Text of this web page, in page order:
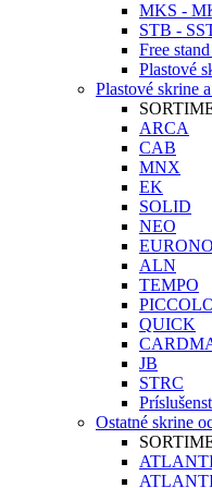
MKS -
STB -
Free
Plastové
Plastové skrine
ARCA
CAB
MNX
EK
SOLID
NEO
ALN
TEMPO
QUICK
JB
STRC
Ostatné skrine